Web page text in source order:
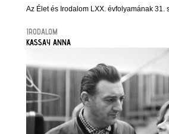
Az Élet és Irodalom LXX. évfolyamának 31.
IRODALOM
KASSAY ANNA